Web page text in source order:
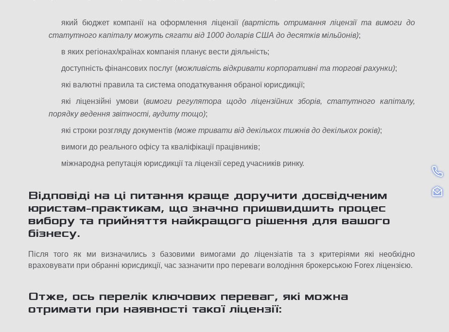
який бюджет компанії на оформлення ліцензії(вартість отримання ліцензії та вимоги до
статутного капіталу можуть сягати від 1000 доларів США до десятків мільйонів);
в яких регіонах/країнах компанія планує вести діяльність;
доступність фінансових послуг (можливість відкривати корпоративні та торгові рахунки);
які валютні правила та система оподаткування обраної юрисдикції;
які ліцензійні умови (вимоги регулятора щодо ліцензійних зборів, статутного капіталу,
порядку ведення звітності, аудиту тощо);
які строки розгляду документів (може тривати від декількох тижнів до декількох років);
вимоги до реального офісу та кваліфікації працівників;
міжнародна репутація юрисдикції та ліцензії серед учасників ринку.
Відповіді на ці питання краще доручити досвідченим
юристам-практикам, що значно пришвидшить процес
вибору та прийняття найкращого рішення для вашого
бізнесу.
Після того як ми визначились з базовими вимогами до ліцензіатів та з критеріями які необхідно
враховувати при обранні юрисдикції, час зазначити про переваги володіння брокерською Forex ліцензією.
Отже, ось перелік ключових переваг, які можна
отримати при наявності такої ліцензії: